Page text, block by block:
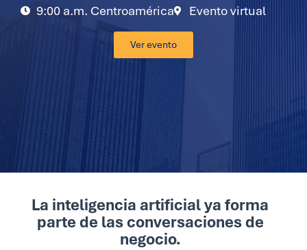
9:00 a.m. Centroamérica
Evento virtual
Ver evento
La inteligencia artificial ya forma
parte de las conversaciones de
negocio.